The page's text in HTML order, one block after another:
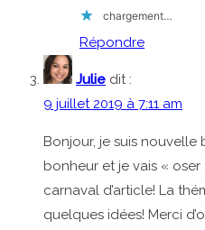
chargement…
Répondre
Julie dit :
9 juillet 2019 à 7:11 am
Bonjour, je suis
bonheur et je vais «
carnaval d’article! La
quelques idées! Merci